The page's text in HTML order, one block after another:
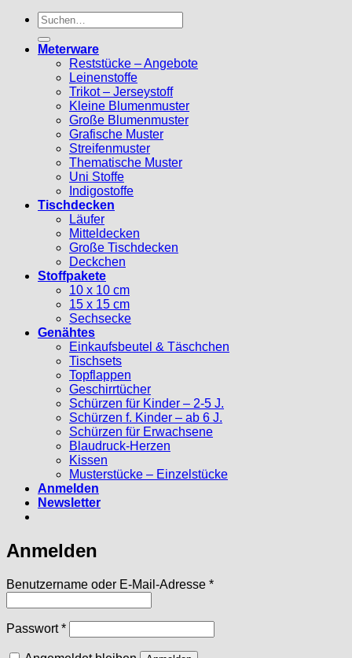
Suche
nach:
Meterware
Reststücke – Angebote
Leinenstoffe
Trikot – Jerseystoff
Kleine Blumenmuster
Große Blumenmuster
Grafische Muster
Streifenmuster
Thematische Muster
Uni Stoffe
Indigostoffe
Tischdecken
Läufer
Mitteldecken
Große Tischdecken
Deckchen
Stoffpakete
10 x 10 cm
15 x 15 cm
Sechsecke
Genähtes
Einkaufsbeutel & Täschchen
Tischsets
Topflappen
Geschirrtücher
Schürzen für Kinder – 2-5 J.
Schürzen f. Kinder – ab 6 J.
Schürzen für Erwachsene
Blaudruck-Herzen
Kissen
Musterstücke – Einzelstücke
Anmelden
Newsletter
Anmelden
Benutzername oder E-Mail-Adresse *Erforderlich
Passwort*Erforderlich